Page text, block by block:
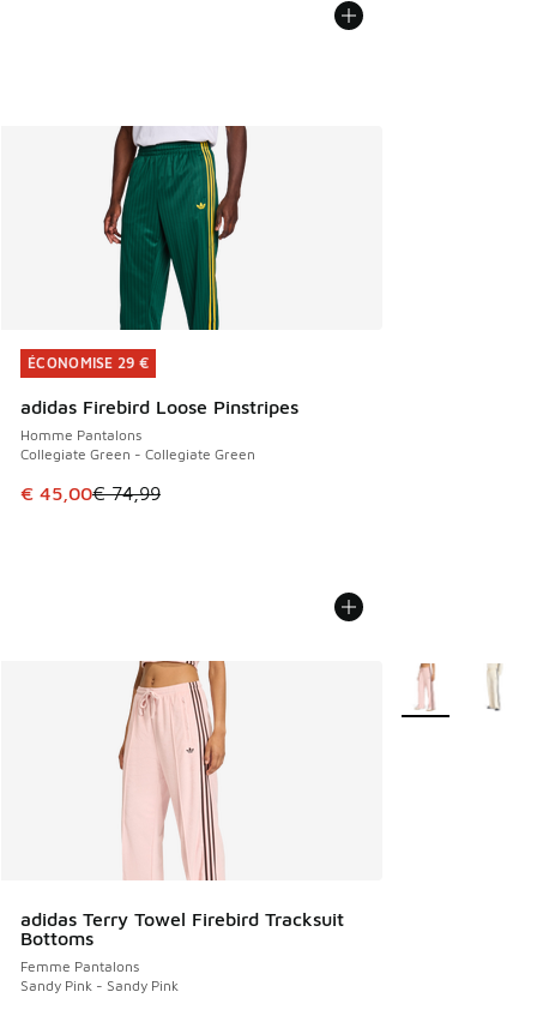
ÉCONOMISE 29 €
adidas Firebird Loose Pinstripes
Homme Pantalons
Collegiate Green - Collegiate Green
Cet article est en promotion. Prix en baisse de € 74,99 à
€ 45,00€ 74,99
ÉCONOMISE 29 €
adidas Terry Towel Firebird Tracksuit
Bottoms
Femme Pantalons
Sandy Pink - Sandy Pink
Plus de couleurs